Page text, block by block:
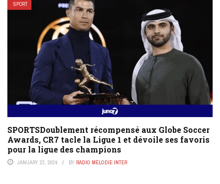
SPORT
SPORTSDoublement récompensé aux Globe Soccer
Awards, CR7 tacle la Ligue 1 et dévoile ses favoris
pour la ligue des champions
JANUARY 23, 2024 BY RADIO MÉLODIE INTER